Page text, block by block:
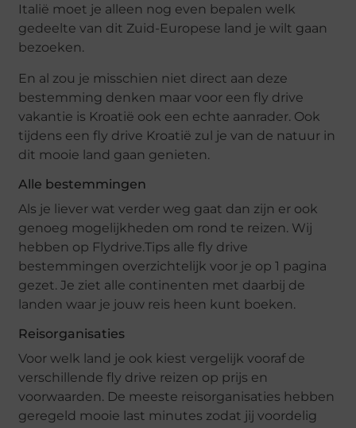
Italië moet je alleen nog even bepalen welk
gedeelte van dit Zuid-Europese land je wilt gaan
bezoeken.
En al zou je misschien niet direct aan deze
bestemming denken maar voor een fly drive
vakantie is Kroatië ook een echte aanrader. Ook
tijdens een fly drive Kroatië zul je van de natuur in
dit mooie land gaan genieten.
Alle bestemmingen
Als je liever wat verder weg gaat dan zijn er ook
genoeg mogelijkheden om rond te reizen. Wij
hebben op Flydrive.Tips alle fly drive
bestemmingen overzichtelijk voor je op 1 pagina
gezet. Je ziet alle continenten met daarbij de
landen waar je jouw reis heen kunt boeken.
Reisorganisaties
Voor welk land je ook kiest vergelijk vooraf de
verschillende fly drive reizen op prijs en
voorwaarden. De meeste reisorganisaties hebben
geregeld mooie last minutes zodat jij voordelig